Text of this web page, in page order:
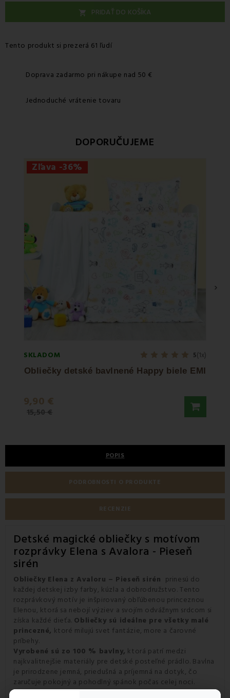
 PRIDAŤ DO KOŠÍKA
Tento produkt si prezerá 61 ľudí
Doprava zadarmo pri nákupe nad 50 €
Jednoduché vrátenie tovaru
DOPORUČUJEME
Zľava -36%
SKLADOM 5(1x)
Obliečky detské bavlnené Happy biele EMI
9,90 €
15,50 €
›
POPIS
PODROBNOSTI O PRODUKTE
RECENZIE
Detské magické obliečky s motívom
rozprávky Elena s Avalora - Pieseň
sirén
Obliečky Elena z Avaloru – Pieseň sirén prinesú do
každej detskej izby farby, kúzla a dobrodružstvo. Tento
rozprávkový motív je inšpirovaný obľúbenou princeznou
Elenou, ktorá sa nebojí výziev a svojím odvážnym srdcom si
získa každé dieťa. Obliečky sú ideálne pre všetky malé
princezné, ktoré milujú svet fantázie, more a čarovné
príbehy.
Vyrobené sú zo 100 % bavlny, ktorá patrí medzi
najkvalitnejšie materiály pre detské posteľné prádlo. Bavlna
je prirodzene jemná, priedušná a príjemná na dotyk, čo
zaručuje pokojný a pohodlný spánok počas celej noci.
Materiál je vhodný aj pre citlivú pokožku detí a zároveň sa